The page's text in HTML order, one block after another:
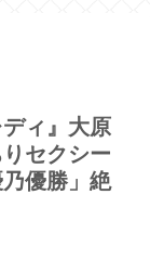
ディ』大原
セクシー
優勝」絶